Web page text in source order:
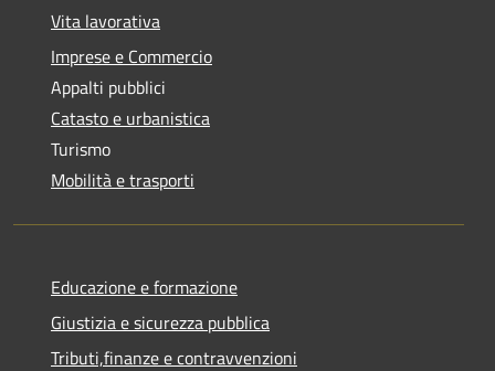
Vita lavorativa
Imprese e Commercio
Appalti pubblici
Catasto e urbanistica
Turismo
Mobilità e trasporti
Educazione e formazione
Giustizia e sicurezza pubblica
Tributi,finanze e contravvenzioni